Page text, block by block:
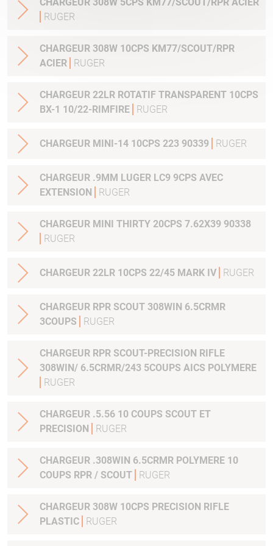
RUGER
CHARGEUR 308W 10CPS KM77/SCOUT/RPR
ACIER
RUGER
CHARGEUR 22LR ROTATIF TRANSPARENT 10CPS
BX-1 10/22-RIMFIRE
RUGER
CHARGEUR MINI-14 10CPS 223 90339 RUGER
CHARGEUR .9MM LUGER LC9 9CPS AVEC
EXTENSION
RUGER
CHARGEUR MINI THIRTY 20CPS 7.62X39 90338
RUGER
CHARGEUR 22LR 10CPS 22/45 MARK IV RUGER
CHARGEUR RPR SCOUT 308WIN 6.5CRMR
3COUPS
RUGER
CHARGEUR RPR SCOUT-PRECISION RIFLE
308WIN/ 6.5CRMR/243 5COUPS AICS POLYMERE
RUGER
CHARGEUR .5.56 10 COUPS SCOUT ET
PRECISION
RUGER
CHARGEUR .308WIN 6.5CRMR POLYMERE 10
COUPS RPR / SCOUT
RUGER
CHARGEUR 308W 10CPS PRECISION RIFLE
PLASTIC
RUGER